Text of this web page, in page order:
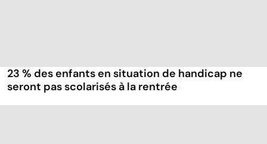
23 % des enfants en situation de handicap ne
seront pas scolarisés à la rentrée